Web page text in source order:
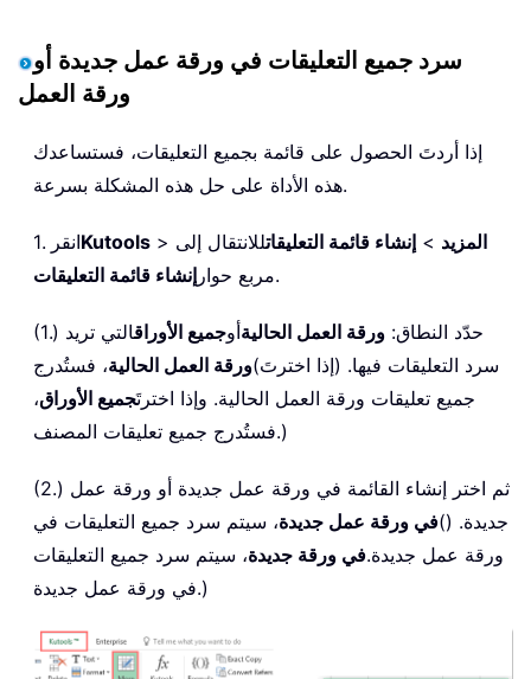
سرد جميع التعليقات في ورقة عمل جديدة أو
ورقة العمل
إذا أردتَ الحصول على قائمة بجميع التعليقات، فستساعدك
هذه الأداة على حل هذه المشكلة بسرعة.
1. انقرKutools > المزيد > إنشاء قائمة التعليقاتللانتقال إلى
مربع حوار إنشاء قائمة التعليقات .
(1.) حدّد النطاق: ورقة العمل الحاليةأوجميع الأوراقالتي تريد
سرد التعليقات فيها. (إذا اخترتَ)ورقة العمل الحالية، فستُدرج
جميع تعليقات ورقة العمل الحالية. وإذا اخترتَجميع الأوراق،
فستُدرج جميع تعليقات المصنف.)
(2.) ثم اختر إنشاء القائمة في ورقة عمل جديدة أو ورقة عمل
جديدة. ()في ورقة عمل جديدة، سيتم سرد جميع التعليقات في
ورقة عمل جديدة.في ورقة جديدة، سيتم سرد جميع التعليقات
في ورقة عمل جديدة.)